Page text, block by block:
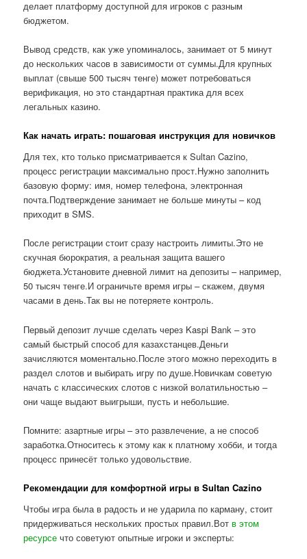
делает платформу доступной для игроков с разным
бюджетом.
Вывод средств, как уже упоминалось, занимает от 5 минут
до нескольких часов в зависимости от суммы.Для крупных
выплат (свыше 500 тысяч тенге) может потребоваться
верификация, но это стандартная практика для всех
легальных казино.
Как начать играть: пошаговая инструкция для новичков
Для тех, кто только присматривается к Sultan Cazino,
процесс регистрации максимально прост.Нужно заполнить
базовую форму: имя, номер телефона, электронная
почта.Подтверждение занимает не больше минуты – код
приходит в SMS.
После регистрации стоит сразу настроить лимиты.Это не
скучная бюрократия, а реальная защита вашего
бюджета.Установите дневной лимит на депозиты – например,
50 тысяч тенге.И ограничьте время игры – скажем, двумя
часами в день.Так вы не потеряете контроль.
Первый депозит лучше сделать через Kaspi Bank – это
самый быстрый способ для казахстанцев.Деньги
зачисляются моментально.После этого можно переходить в
раздел слотов и выбирать игру по душе.Новичкам советую
начать с классических слотов с низкой волатильностью –
они чаще выдают выигрыши, пусть и небольшие.
Помните: азартные игры – это развлечение, а не способ
заработка.Относитесь к этому как к платному хобби, и тогда
процесс принесёт только удовольствие.
Рекомендации для комфортной игры в Sultan Cazino
Чтобы игра была в радость и не ударила по карману, стоит
придерживаться нескольких простых правил.Вотв этом
ресурсе что советуют опытные игроки и эксперты: